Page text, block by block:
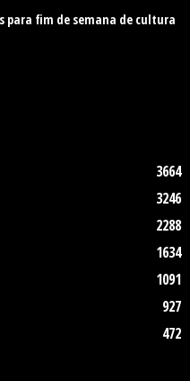
para fim de semana de cultura
3664
3246
2288
1634
1091
927
472